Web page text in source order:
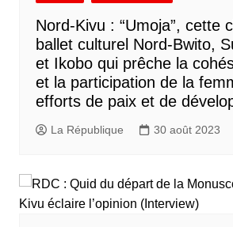
Nord-Kivu : “Umoja”, cette
ballet culturel Nord-Bwito,
et Ikobo qui prêche la
et la participation de la
efforts de paix et de
La République 30 août 2023